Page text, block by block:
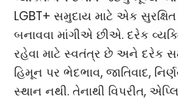
LGBT+ સમુદાય માટે એક
બનાવવા માંગીએ છીએ. દરેક
રહેવા માટે સ્વતંત્ર છે અને દરેક
હિમૂન પર ભેદભાવ, જાતિવાદ,
સ્થાન નથી. તેનાથી વિપરીત,